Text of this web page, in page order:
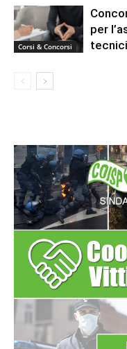
Corsi & Concorsi
per